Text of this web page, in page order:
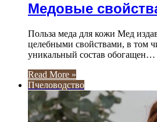
Медовые
Польза меда для кожи Мед
целебными свойствами, в том
уникальный состав обогащен…
Read More »
Пчеловодство